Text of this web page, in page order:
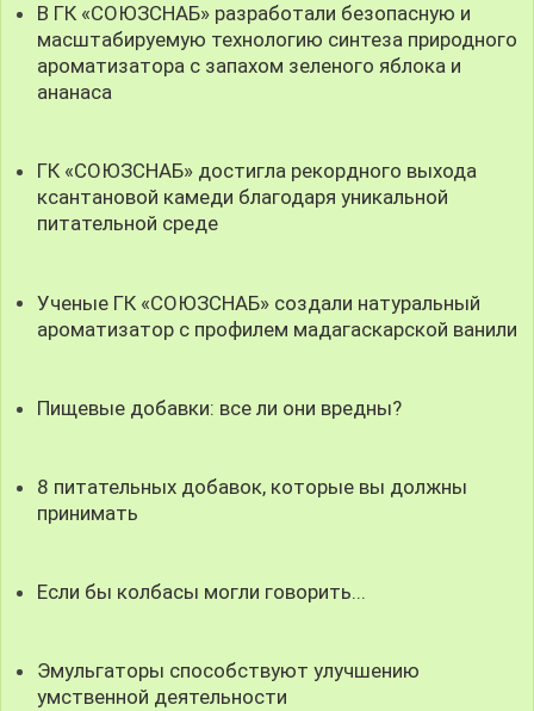
В ГК «СОЮЗСНАБ» разработали безопасную и
масштабируемую технологию синтеза природного
ароматизатора с запахом зеленого яблока и
ананаса
ГК «СОЮЗСНАБ» достигла рекордного выхода
ксантановой камеди благодаря уникальной
питательной среде
Ученые ГК «СОЮЗСНАБ» создали натуральный
ароматизатор с профилем мадагаскарской ванили
Пищевые добавки: все ли они вредны?
8 питательных добавок, которые вы должны
принимать
Если бы колбасы могли говорить...
Эмульгаторы способствуют улучшению
умственной деятельности